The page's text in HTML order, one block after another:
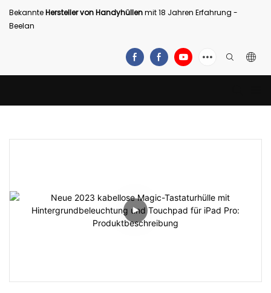
BekannteHersteller von Handyhüllenmit 18 Jahren Erfahrung -
Beelan